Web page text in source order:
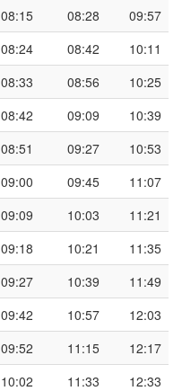
08:15 08:28
09:57
08:24 08:42
10:11
08:33 08:56
10:25
08:42 09:09
10:39
08:51 09:27
10:53
09:00 09:45
11:07
09:09 10:03
11:21
09:18 10:21
11:35
09:27 10:39
11:49
09:42 10:57
12:03
09:52 11:15
12:17
10:02 11:33
12:33